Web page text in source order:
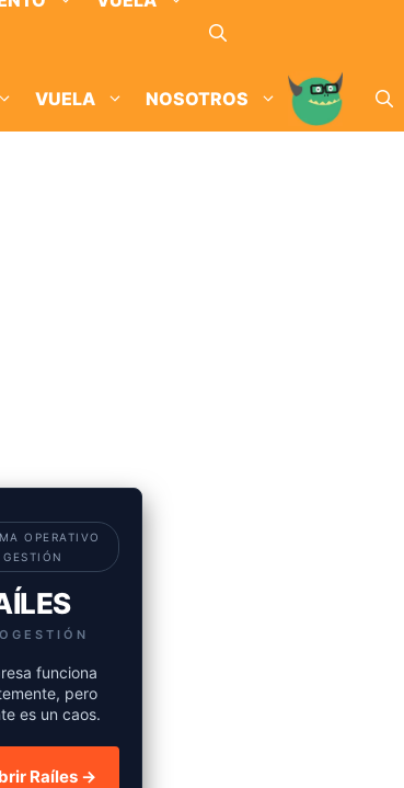
VUELA NOSOTROS
OPERATIVO
GESTIÓN
funciona
pero
es un caos.
Raíles →